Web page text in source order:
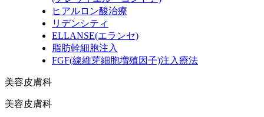
ヒアルロン酸治療
リデンシティ
ELLANSE(エランセ)
脂肪幹細胞注入
FGF(線維芽細胞増殖因子)注入療法
美容皮膚科
美容皮膚科